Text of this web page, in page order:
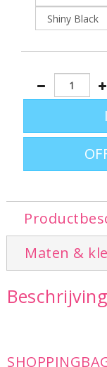
Maten &